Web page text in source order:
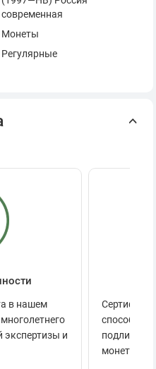
современная
Монеты
Регулярные
в нашем
экспертизы и
способов
монеты.